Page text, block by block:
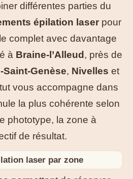
différentes parties du
épilation laser pour
complet avec davantage
à Braine-l’Alleud , près de
Saint-Genèse, Nivelles et
vous accompagne dans
la plus cohérente selon
phototype, la zone à
de résultat.
laser par zone